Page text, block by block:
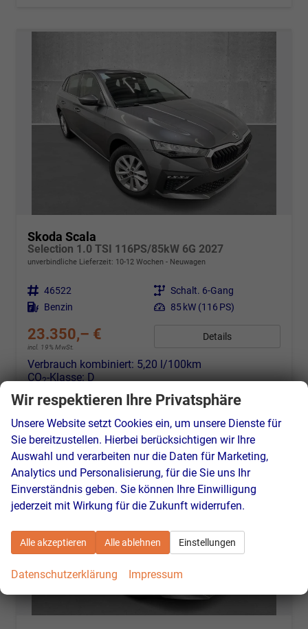
Skoda Scala
Selection 1.0 TSI 116PS/85kW 6G 2027
unverbindliche Lieferzeit: 10-12 Wochen Neuwagen
Fahrzeugnr. 46522 Getriebe Schalt. 6-Gang
Kraftstoff Benzin Leistung 85 kW (116 PS)
23.350,– €
incl. 19% MwSt.
Details
Verbrauch kombiniert: 5,20 l/100km
CO2-Klasse: D
-Emissionen: 119,00 g/km
Wir respektieren Ihre Privatsphäre
Unsere Website setzt Cookies ein, um unsere Dienste für
Sie bereitzustellen. Hierbei berücksichtigen wir Ihre
Auswahl und verarbeiten nur die Daten für Marketing,
Analytics und Personalisierung, für die Sie uns Ihr
Einverständnis geben. Sie können Ihre Einwilligung
jederzeit mit Wirkung für die Zukunft widerrufen.
Alle akzeptieren Alle ablehnen Einstellungen
Datenschutzerklärung Impressum